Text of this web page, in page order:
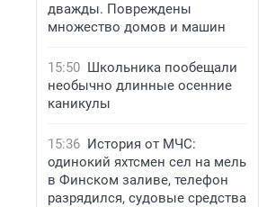
дважды. Повреждены
множество домов и машин
15:50 Школьника пообещали
необычно длинные осенние
каникулы
15:36 История от МЧС:
одинокий яхтсмен сел на мель
в Финском заливе, телефон
разрядился, судовые средства